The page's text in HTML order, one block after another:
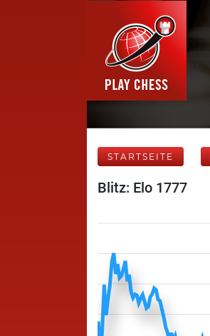
STARTSEITE
Blitz: Elo 1777